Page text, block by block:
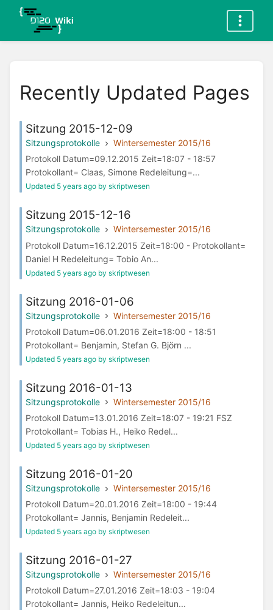
Recently Updated Pages
Sitzung 2015-12-09
Sitzungsprotokolle
Wintersemester 2015/16
Protokoll Datum=09.12.2015 Zeit=18:07 - 18:57
Protokollant= Claas, Simone Redeleitung=...
Updated 5 years ago by skriptwesen
Sitzung 2015-12-16
Sitzungsprotokolle
Wintersemester 2015/16
Protokoll Datum=16.12.2015 Zeit=18:00 - Protokollant=
Daniel H Redeleitung= Tobio An...
Updated 5 years ago by skriptwesen
Sitzung 2016-01-06
Sitzungsprotokolle
Wintersemester 2015/16
Protokoll Datum=06.01.2016 Zeit=18:00 - 18:51
Protokollant= Benjamin, Stefan G. Björn ...
Updated 5 years ago by skriptwesen
Sitzung 2016-01-13
Sitzungsprotokolle
Wintersemester 2015/16
Protokoll Datum=13.01.2016 Zeit=18:07 - 19:21 FSZ
Protokollant= Tobias H., Heiko Redel...
Updated 5 years ago by skriptwesen
Sitzung 2016-01-20
Sitzungsprotokolle
Wintersemester 2015/16
Protokoll Datum=20.01.2016 Zeit=18:00 - 19:44
Protokollant= Jannis, Benjamin Redeleit...
Updated 5 years ago by skriptwesen
Sitzung 2016-01-27
Sitzungsprotokolle
Wintersemester 2015/16
Protokoll Datum=27.01.2016 Zeit=18:03 - 19:04
Protokollant= Jannis, Heiko Redeleitun...